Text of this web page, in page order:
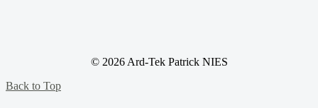
© 2026 Ard-Tek Patrick NIES
Back to Top